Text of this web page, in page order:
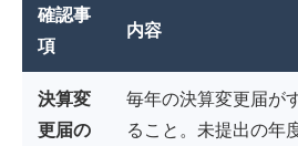
確認事
項
内容
決算変
更届の
毎年の決算変更届が
ること。未提出の年